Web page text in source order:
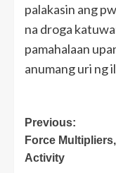
palakasin ang
na droga
pamahalaan
anumang uri ng
Post
Previous:
Force
Activity